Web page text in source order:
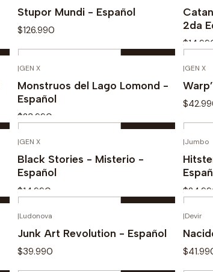
Comprar ahora
Stupor Mundi - Español
$126.990
Cantidad
Comprar ahora
2da
|GEN X
Monstruos del Lago Lomond -
Español
$23.990
Cantidad
Comprar ahora
|GEN X
|GEN X
Black Stories - Misterio -
Español
$14.990
Cantidad
Comprar ahora
|Jumbo
|Ludonova
Junk Art Revolution - Español
$39.990
|Devir